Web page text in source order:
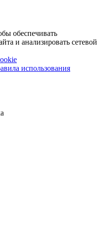
обеспечивать
и анализировать сетевой
использования